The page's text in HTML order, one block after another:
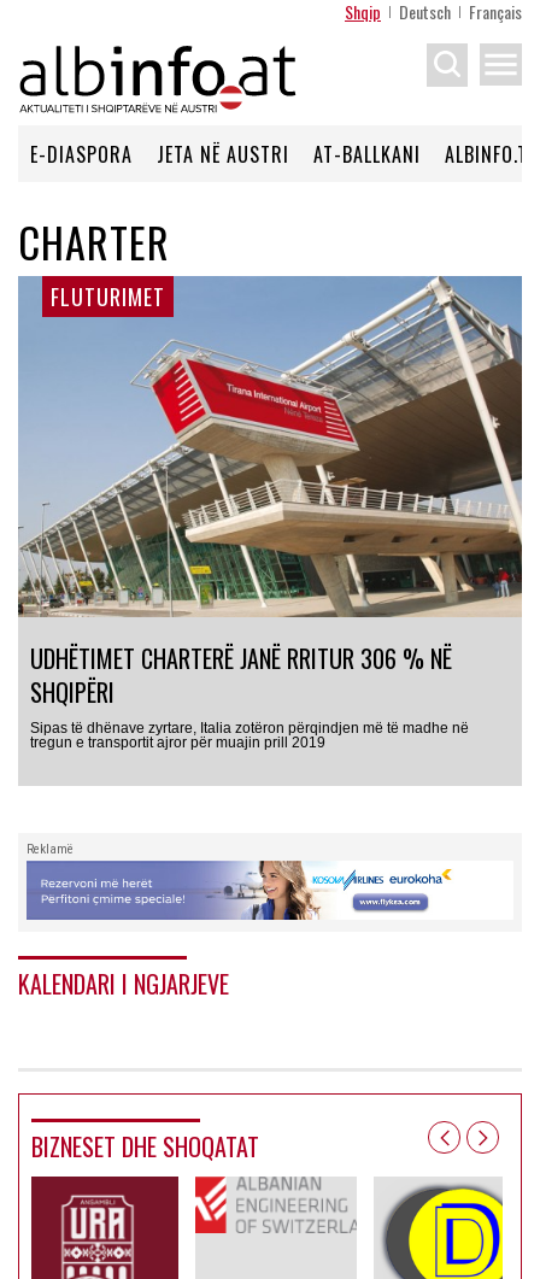
Shqip Deutsch Français
menu
E-DIASPORA JETA NË AUSTRI AT-BALLKANI ALBINFO.TV
CHARTER
FLUTURIMET
UDHËTIMET CHARTERË JANË RRITUR 306 % NË
SHQIPËRI
Sipas të dhënave zyrtare, Italia zotëron përqindjen më të madhe në
tregun e transportit ajror për muajin prill 2019
Reklamë
KALENDARI I NGJARJEVE
BIZNESET DHE SHOQATAT